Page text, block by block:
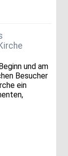
und am
Besucher
ein